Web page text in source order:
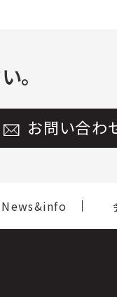
。
お問い合わ
News&info